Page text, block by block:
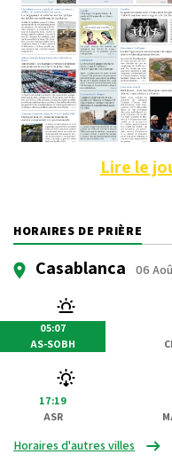
Lire le
HORAIRES DE PRIÈRE
Casablanca 06
05:07
AS-SOBH
17:19
ASR
Horaires d'autres villes